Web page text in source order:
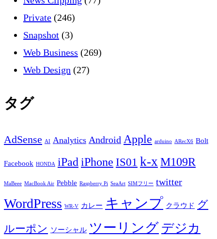
Private (246)
Snapshot (3)
Web Business (269)
Web Design (27)
タグ
AdSense AI Analytics Android Apple arduino ARecX6 Bolt
Facebook HONDA iPad iPhone IS01 k-xM109R
MaBeee MacBook Air Pebble Raspberry Pi SeaArt SIMフリー twitter
WordPress WR-V カレー キャンプ クラウド グ
ルーポン ソーシャル ツーリング デジカ